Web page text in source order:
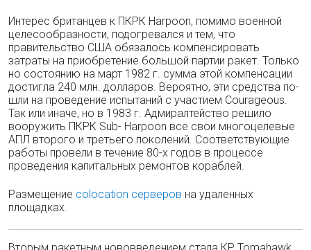
Интерес британцев к ПКРК Harpoon, по­мимо военной
целесообразности, подогревался и тем, что
правительство США обязалось ком­пенсировать
затраты на приобретение большой партии ракет. Только
но состоянию на март 1982 г. сумма этой компенсации
достигла 240 млн. долларов. Вероятно, эти средства по­
шли на проведение испытаний с участием Courageous.
Так или иначе, но в 1983 г. Адми­ралтейство решило
вооружить ПКРК Sub- Harpoon все свои многоцелевые
АПЛ второго и третьего поколений. Соответствующие
рабо­ты провели в течение 80-х годов в процессе
проведения капитальных ремонтов кораблей.
Размещение colocation серверов на удаленных
площадках.